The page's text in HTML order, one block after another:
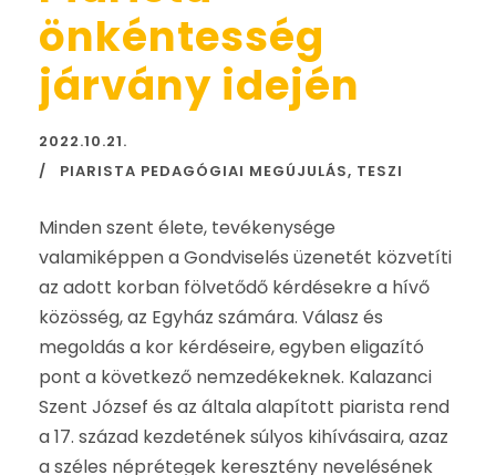
önkéntesség
járvány idején
2022.10.21.
PIARISTA PEDAGÓGIAI MEGÚJULÁS, TESZI
Minden szent élete, tevékenysége
valamiképpen a Gondviselés üzenetét közvetíti
az adott korban fölvetődő kérdésekre a hívő
közösség, az Egyház számára. Válasz és
megoldás a kor kérdéseire, egyben eligazító
pont a következő nemzedékeknek. Kalazanci
Szent József és az általa alapított piarista rend
a 17. század kezdetének súlyos kihívásaira, azaz
a széles néprétegek keresztény nevelésének